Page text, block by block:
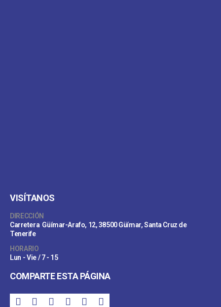
VISÍTANOS
DIRECCIÓN
Carretera Güímar-Arafo, 12, 38500 Güímar, Santa Cruz de
Tenerife
HORARIO
Lun - Vie / 7 - 15
COMPARTE ESTA PÁGINA